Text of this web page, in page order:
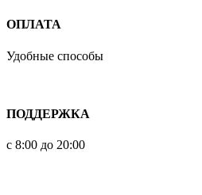
ОПЛАТА
Удобные способы
ПОДДЕРЖКА
с 8:00 до 20:00